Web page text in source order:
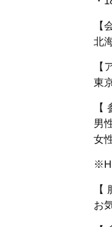
【
北
【
東
【
男
女
【
お